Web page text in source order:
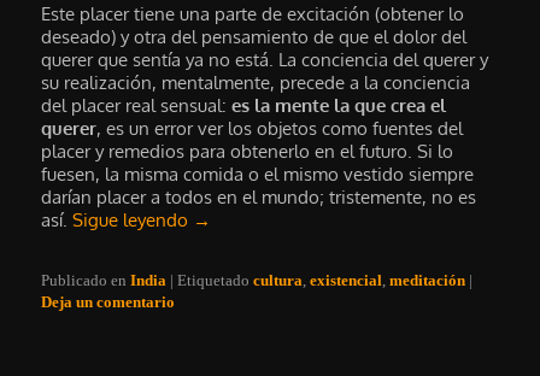
Este placer tiene una parte de excitación (obtener lo
deseado) y otra del pensamiento de que el dolor del
querer que sentía ya no está. La conciencia del querer y
su realización, mentalmente, precede a la conciencia
del placer real sensual:es la mente la que crea el
querer, es un error ver los objetos como fuentes del
placer y remedios para obtenerlo en el futuro. Si lo
fuesen, la misma comida o el mismo vestido siempre
darían placer a todos en el mundo; tristemente, no es
así.Sigue leyendo →
Publicado en India |Etiquetado cultura,existencial,meditación |
Deja un comentario